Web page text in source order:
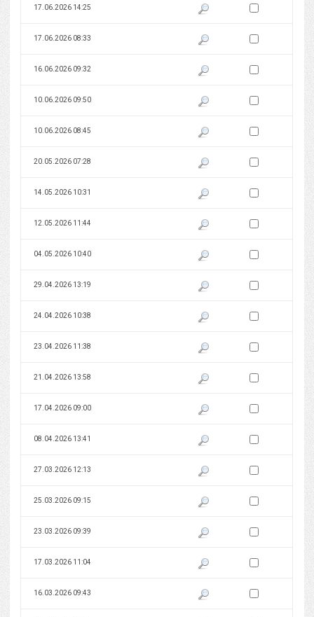
17.06.2026 14:25 Pokaż podgląd wersji z dnia
Zaznacz wersję do
17.06.2026 08:33 Pokaż podgląd wersji z dnia
Zaznacz wersję do
16.06.2026 09:32 Pokaż podgląd wersji z dnia
Zaznacz wersję do
10.06.2026 09:50 Pokaż podgląd wersji z dnia
Zaznacz wersję do
10.06.2026 08:45 Pokaż podgląd wersji z dnia
Zaznacz wersję do
20.05.2026 07:28 Pokaż podgląd wersji z dnia
Zaznacz wersję do
14.05.2026 10:31 Pokaż podgląd wersji z dnia
Zaznacz wersję do
12.05.2026 11:44 Pokaż podgląd wersji z dnia
Zaznacz wersję do
04.05.2026 10:40 Pokaż podgląd wersji z dnia
Zaznacz wersję do
29.04.2026 13:19 Pokaż podgląd wersji z dnia
Zaznacz wersję do
24.04.2026 10:38 Pokaż podgląd wersji z dnia
Zaznacz wersję do
23.04.2026 11:38 Pokaż podgląd wersji z dnia
Zaznacz wersję do
21.04.2026 13:58 Pokaż podgląd wersji z dnia
Zaznacz wersję do
17.04.2026 09:00 Pokaż podgląd wersji z dnia
Zaznacz wersję do
08.04.2026 13:41 Pokaż podgląd wersji z dnia
Zaznacz wersję do
27.03.2026 12:13 Pokaż podgląd wersji z dnia
Zaznacz wersję do
25.03.2026 09:15 Pokaż podgląd wersji z dnia
Zaznacz wersję do
23.03.2026 09:39 Pokaż podgląd wersji z dnia
Zaznacz wersję do
17.03.2026 11:04 Pokaż podgląd wersji z dnia
Zaznacz wersję do
16.03.2026 09:43 Pokaż podgląd wersji z dnia
Zaznacz wersję do